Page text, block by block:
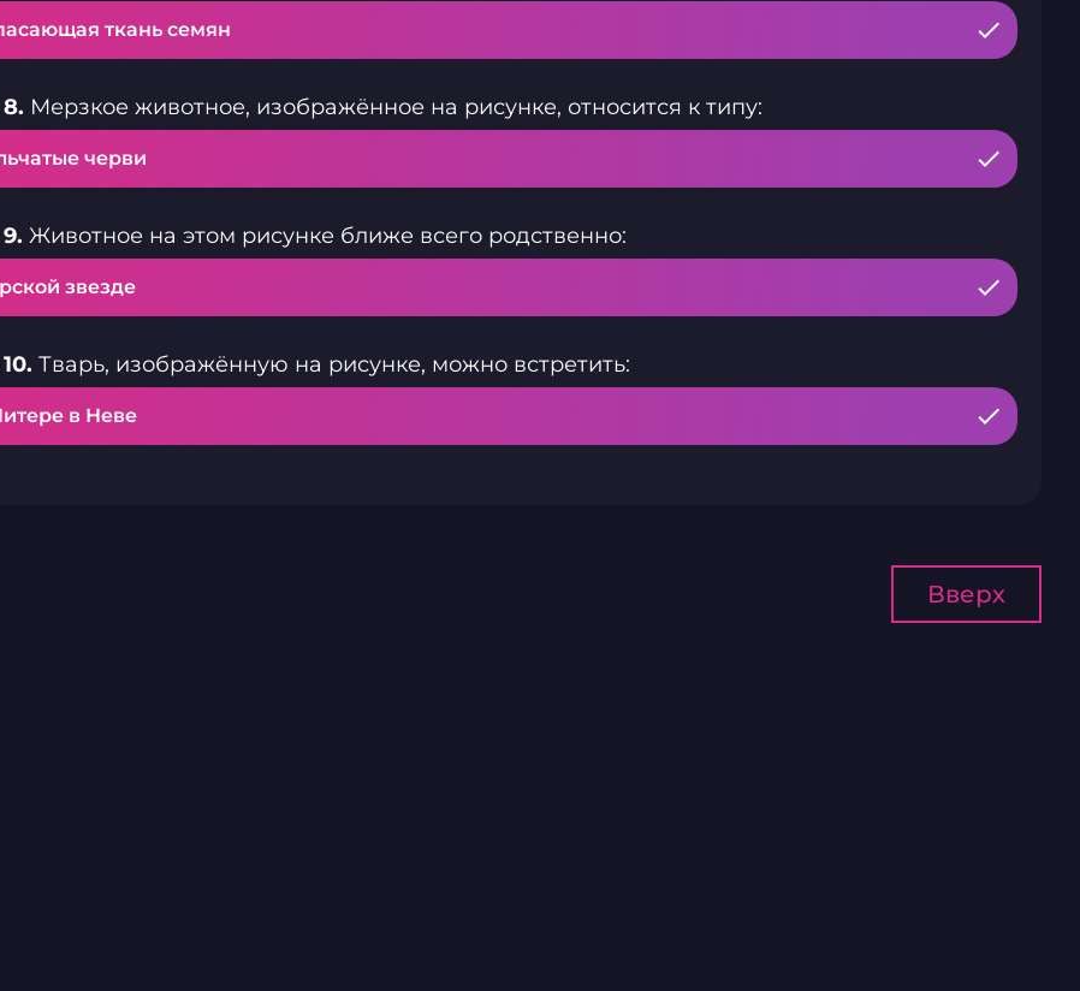
ткань семян
Мерзкое животное, изображённое на рисунке, относится к типу:
черви
Животное на этом рисунке ближе всего родственно:
звезде
Тварь, изображённую на рисунке, можно встретить:
в Неве
Вверх